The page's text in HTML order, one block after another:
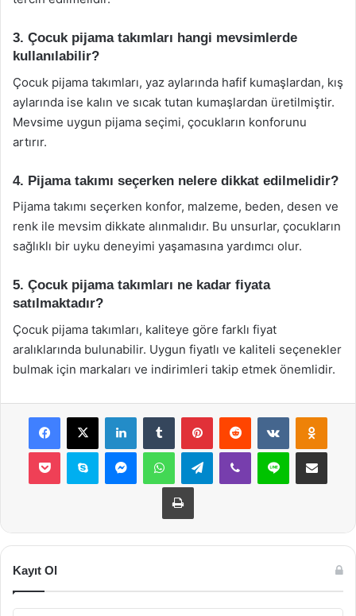
3. Çocuk pijama takımları hangi mevsimlerde
kullanılabilir?
Çocuk pijama takımları, yaz aylarında hafif kumaşlardan, kış
aylarında ise kalın ve sıcak tutan kumaşlardan üretilmiştir.
Mevsime uygun pijama seçimi, çocukların konforunu
artırır.
4. Pijama takımı seçerken nelere dikkat edilmelidir?
Pijama takımı seçerken konfor, malzeme, beden, desen ve
renk ile mevsim dikkate alınmalıdır. Bu unsurlar, çocukların
sağlıklı bir uyku deneyimi yaşamasına yardımcı olur.
5. Çocuk pijama takımları ne kadar fiyata
satılmaktadır?
Çocuk pijama takımları, kaliteye göre farklı fiyat
aralıklarında bulunabilir. Uygun fiyatlı ve kaliteli seçenekler
bulmak için markaları ve indirimleri takip etmek önemlidir.
Facebook
X LinkedInTumblr PinterestReddit VKontakte
Pocket Skype MessengerWhatsAppTelegramViber Line E-Posta ile
Yazdır
Kayıt Ol